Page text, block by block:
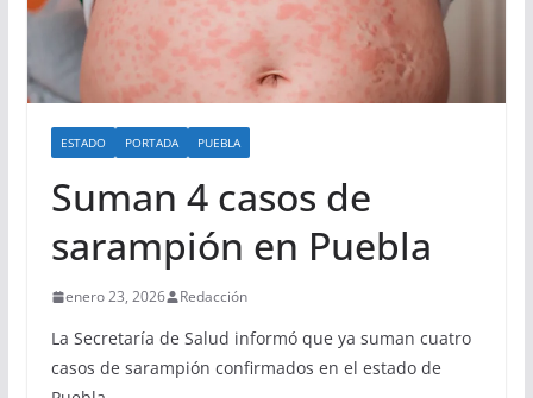
ESTADO PORTADA PUEBLA
Suman 4 casos de
sarampión en Puebla
enero 23, 2026 Redacción
La Secretaría de Salud informó que ya suman cuatro
casos de sarampión confirmados en el estado de